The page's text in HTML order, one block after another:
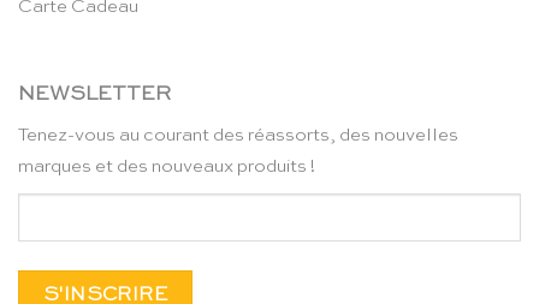
Carte Cadeau
NEWSLETTER
Tenez-vous au courant des réassorts, des nouvelles
marques et des nouveaux produits !